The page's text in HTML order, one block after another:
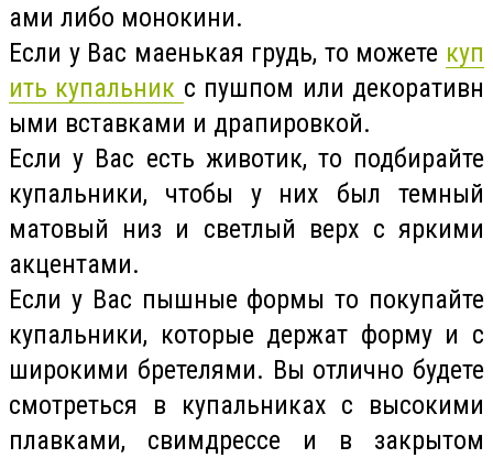
ами либо монокини.
Если у Вас маенькая грудь, то можете куп
ить купальник с пушпом или декоративн
ыми вставками и драпировкой.
Если у Вас есть животик, то подбирайте
купальники, чтобы у них был темный
матовый низ и светлый верх с яркими
акцентами.
Если у Вас пышные формы то покупайте
купальники, которые держат форму и с
широкими бретелями. Вы отлично будете
смотреться в купальниках с высокими
плавками, свимдрессе и в закрытом